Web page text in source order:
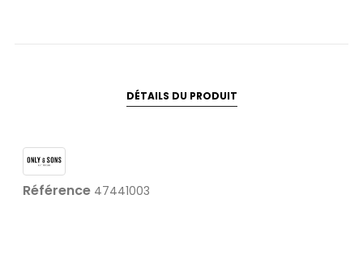
DÉTAILS DU PRODUIT
Référence 47441003